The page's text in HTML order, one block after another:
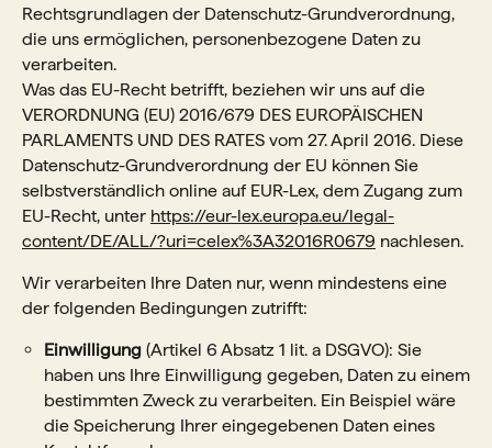
Rechtsgrundlagen der Datenschutz-Grundverordnung,
die uns ermöglichen, personenbezogene Daten zu
verarbeiten.
Was das EU-Recht betrifft, beziehen wir uns auf die
VERORDNUNG (EU) 2016/679 DES EUROPÄISCHEN
PARLAMENTS UND DES RATES vom 27. April 2016. Diese
Datenschutz-Grundverordnung der EU können Sie
selbstverständlich online auf EUR-Lex, dem Zugang zum
EU-Recht, unter https://eur-lex.europa.eu/legal-
content/DE/ALL/?uri=celex%3A32016R0679 nachlesen.
Wir verarbeiten Ihre Daten nur, wenn mindestens eine
der folgenden Bedingungen zutrifft:
Einwilligung (Artikel 6 Absatz 1 lit. a DSGVO): Sie
haben uns Ihre Einwilligung gegeben, Daten zu einem
bestimmten Zweck zu verarbeiten. Ein Beispiel wäre
die Speicherung Ihrer eingegebenen Daten eines